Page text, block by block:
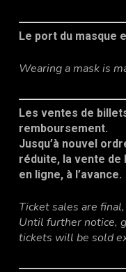
Le port du masque
Wearing a mask is
Les ventes de
remboursement.
Jusqu’à nouvel
réduite, la vente
en ligne, à l’avance.
Ticket sales are
Until further notice,
tickets will be sold